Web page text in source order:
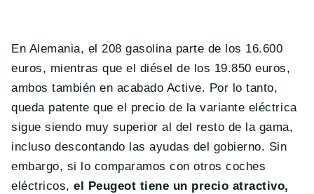
En Alemania, el 208 gasolina parte de los 16.600
euros, mientras que el diésel de los 19.850 euros,
ambos también en acabado Active. Por lo tanto,
queda patente que el precio de la variante eléctrica
sigue siendo muy superior al del resto de la gama,
incluso descontando las ayudas del gobierno. Sin
embargo, si lo comparamos con otros coches
eléctricos,el Peugeot tiene un precio atractivo,